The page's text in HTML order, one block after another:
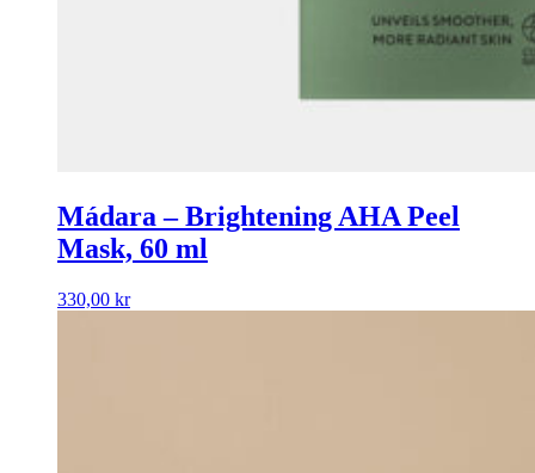
Mádara – Brightening AHA Peel
Mask, 60 ml
330,00 kr